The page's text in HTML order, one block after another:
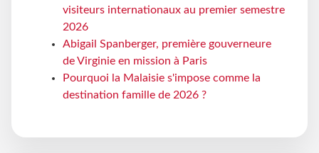
visiteurs internationaux au premier semestre
2026
Abigail Spanberger, première gouverneure
de Virginie en mission à Paris
Pourquoi la Malaisie s'impose comme la
destination famille de 2026 ?